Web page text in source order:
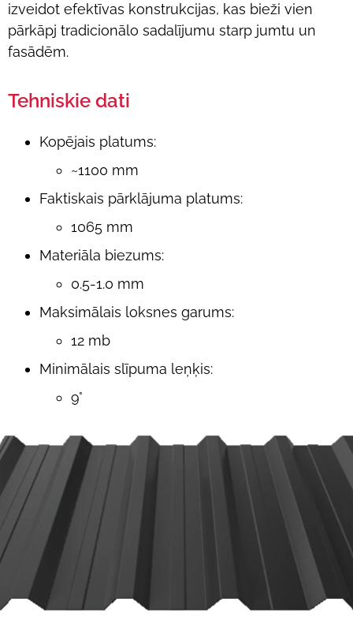
izveidot efektīvas konstrukcijas, kas bieži vien
pārkāpj tradicionālo sadalījumu starp jumtu un
fasādēm.
Tehniskie dati
Kopējais platums:
~1100 mm
Faktiskais pārklājuma platums:
1065 mm
Materiāla biezums:
0.5-1.0 mm
Maksimālais loksnes garums:
12 mb
Minimālais slīpuma leņķis:
9°